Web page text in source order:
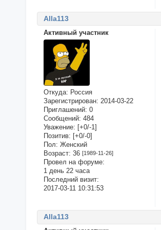
Alla113
Активный участник
Откуда: Россия
Зарегистрирован: 2014-03-22
Приглашений: 0
Сообщений: 484
Уважение: [+0/-1]
Позитив: [+0/-0]
Пол: Женский
Возраст: 36 [1989-11-26]
Провел на форуме:
1 день 22 часа
Последний визит:
2017-03-11 10:31:53
Alla113